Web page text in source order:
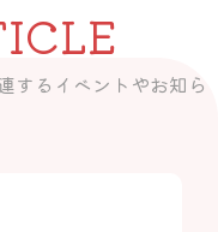
るイベントやお知ら